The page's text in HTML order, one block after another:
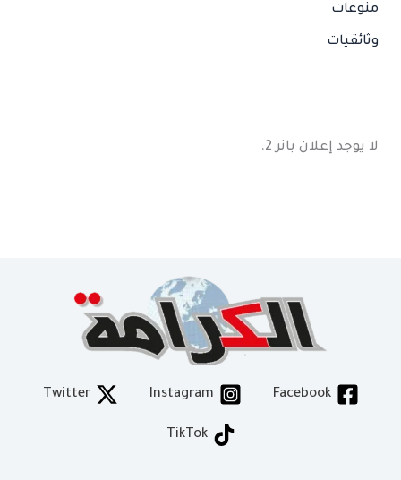
منوعات
وثائقيات
لا يوجد إعلان بانر 2.
Facebook
Instagram
Twitter
TikTok